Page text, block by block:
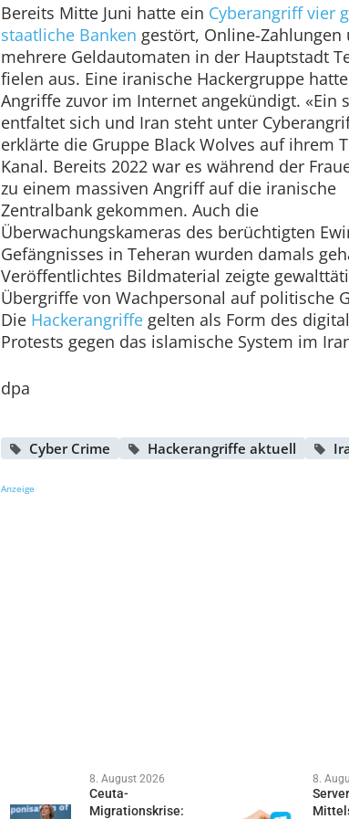
Bereits Mitte Juni hatte ein Cyberangriff vier
staatliche Banken gestört, Online-Zahlungen
mehrere Geldautomaten in der Hauptstadt
fielen aus. Eine iranische Hackergruppe
Angriffe zuvor im Internet angekündigt. «Ein
entfaltet sich und Iran steht unter
erklärte die Gruppe Black Wolves auf ihrem
Kanal. Bereits 2022 war es während der
zu einem massiven Angriff auf die iranische
Zentralbank gekommen. Auch die
Überwachungskameras des berüchtigten
Gefängnisses in Teheran wurden damals
Veröffentlichtes Bildmaterial zeigte
Übergriffe von Wachpersonal auf politische
Die Hackerangriffe gelten als Form des
Protests gegen das islamische System im
dpa
Cyber Crime Hackerangriffe aktuell
Anzeige
8. August 2026
Ceuta-
Migrationskrise:
8.